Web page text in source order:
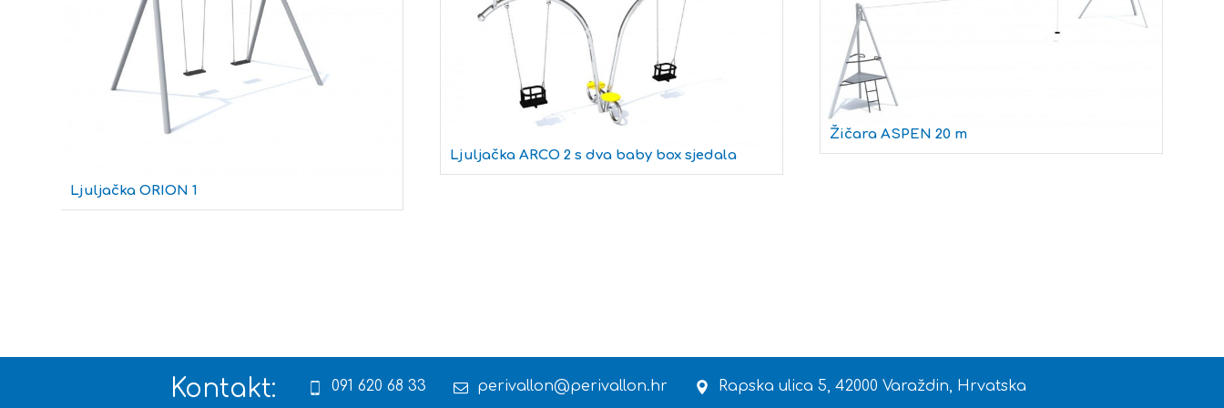
Ljuljačka ORION 1
Ljuljačka ARCO 2 s dva baby box sjedala
Žičara ASPEN 20 m
Kontakt: 091 620 68 33 perivallon@perivallon.hr Rapska ulica 5, 42000 Varaždin, Hrvatska